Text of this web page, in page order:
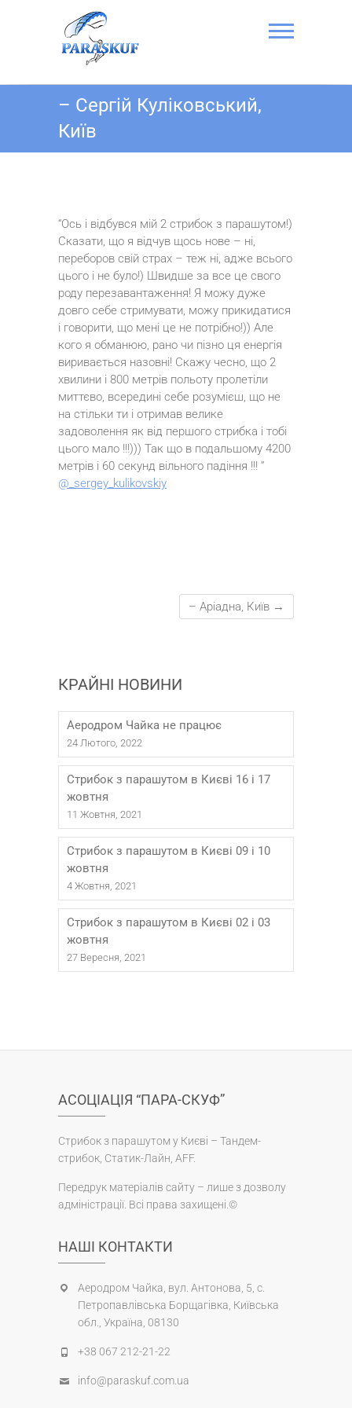
Стрибок з
парашутом в
ПАРА-СКУФ
– Сергій Куліковський,
Київ
“Ось і відбувся мій 2 стрибок з парашутом!)
Сказати, що я відчув щось нове – ні,
переборов свій страх – теж ні, адже всього
цього і не було!) Швидше за все це свого
роду перезавантаження! Я можу дуже
довго себе стримувати, можу прикидатися
і говорити, що мені це не потрібно!)) Але
кого я обманюю, рано чи пізно ця енергія
виривається назовні! Скажу чесно, що 2
хвилини і 800 метрів польоту пролетіли
миттєво, всередині себе розумієш, що не
на стільки ти і отримав велике
задоволення як від першого стрибка і тобі
цього мало !!!))) Так що в подальшому 4200
метрів і 60 секунд вільного падіння !!! ”
@_sergey_kulikovskiy
– Аріадна, Київ →
КРАЙНІ НОВИНИ
Аеродром Чайка не працює
24 Лютого, 2022
Стрибок з парашутом в Києві 16 і 17
жовтня
11 Жовтня, 2021
Стрибок з парашутом в Києві 09 і 10
жовтня
4 Жовтня, 2021
Стрибок з парашутом в Києві 02 і 03
жовтня
27 Вересня, 2021
АСОЦІАЦІЯ “ПАРА-СКУФ”
Стрибок з парашутом у Києві – Тандем-
стрибок, Статик-Лайн, AFF.
Передрук матеріалів сайту – лише з дозволу
адміністрації. Всі права захищені.©
НАШІ КОНТАКТИ
Аеродром Чайка, вул. Антонова, 5, с.
Петропавлівська Борщагівка, Київська
обл., Україна, 08130
+38 067 212-21-22
info@paraskuf.com.ua